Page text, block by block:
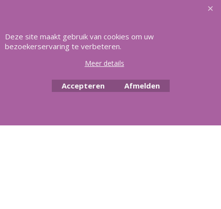
voor zwembaden en alle toebehoren.
Deze site maakt gebruik van cookies om uw
bezoekerservaring te verbeteren.
Meer details
Accepteren Afmelden